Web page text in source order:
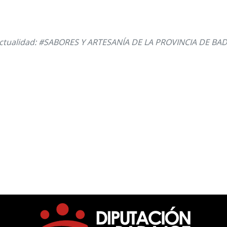
#SABORES Y ARTESANÍA DE LA PROVINCIA DE